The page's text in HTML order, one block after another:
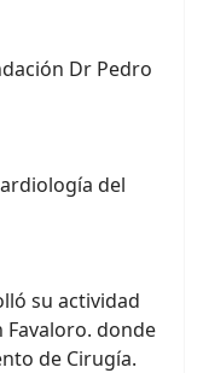
Dr Pedro
del
su actividad
Favaloro. donde
de Cirugía.